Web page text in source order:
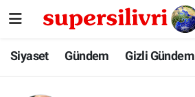
Siyaset Gündem Gizli Gündem
Siyaset
İstanbul Nöbetçi Eczaneler